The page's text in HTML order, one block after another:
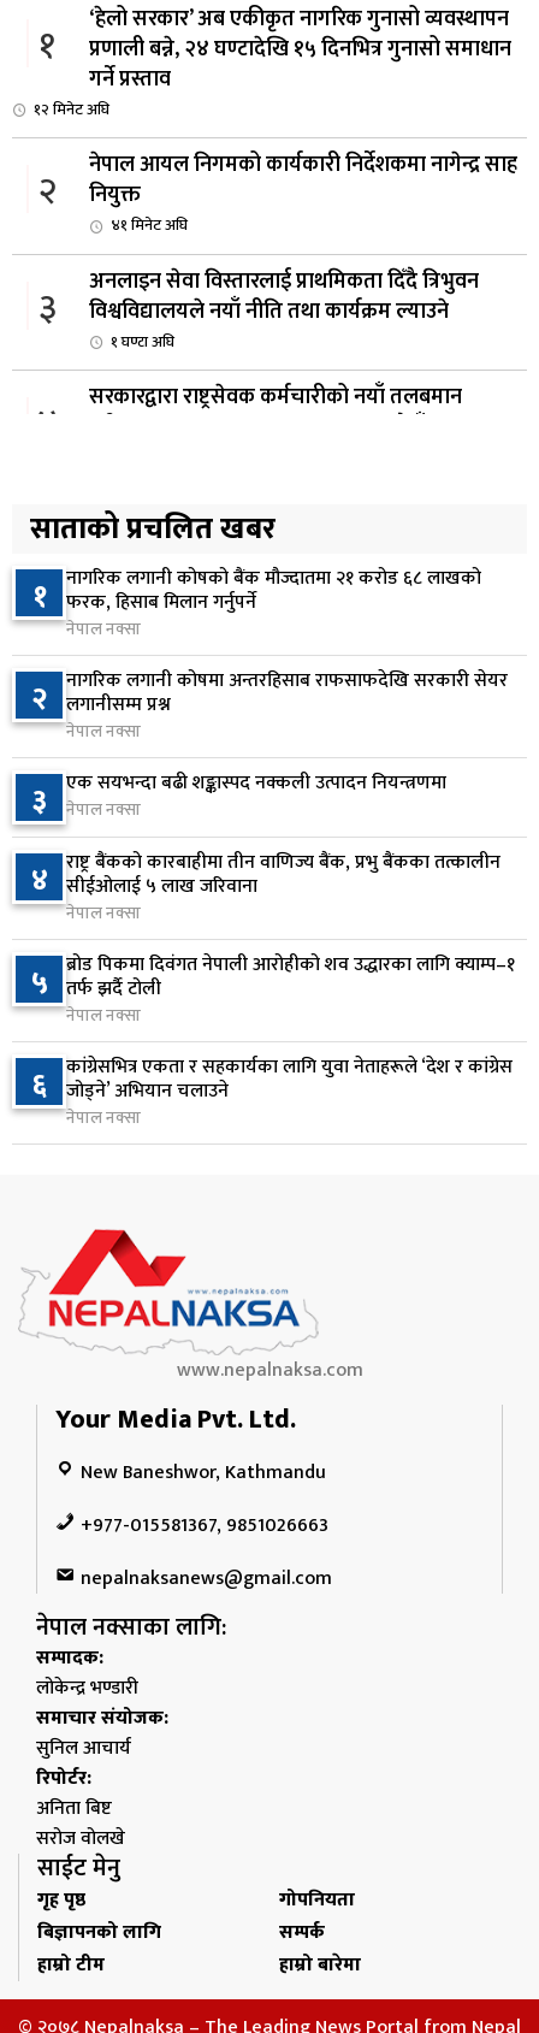
१
‘हेलो सरकार’ अब एकीकृत नागरिक गुनासो व्यवस्थापन
प्रणाली बन्ने, २४ घण्टादेखि १५ दिनभित्र गुनासो समाधान
गर्ने प्रस्ताव
१२ मिनेट अघि
२
नेपाल आयल निगमको कार्यकारी निर्देशकमा नागेन्द्र साह
नियुक्त
४१ मिनेट अघि
३
अनलाइन सेवा विस्तारलाई प्राथमिकता दिँदै त्रिभुवन
विश्वविद्यालयले नयाँ नीति तथा कार्यक्रम ल्याउने
१ घण्टा अघि
४
सरकारद्वारा राष्ट्रसेवक कर्मचारीको नयाँ तलबमान
५
सिद्धबाबा सुरुङ निर्माणमा ३ अर्ब १ करोड खर्च, २०८३
फागुनको समयसीमा
९ घण्टा अघि
६
निम्सदाइसहित चार पर्वतारोहीको शव बेस क्याम्पमा
ल्याइयो
२१ घण्टा अघि
७
सुनसरी र सिरहाका घटनाका पीडितलाई राहत र उपचार
दिने सरकारको निर्णय
१ दिन अघि
८
कृषि क्षेत्रलाई आत्मनिर्भर बनाउने लक्ष्यसहित राष्ट्रिय कृषि
नीति २०८३ जारी
१ दिन अघि
९ नेपाल टेलिकमले बक्यौता महसुलमा जरिवाना छुट दिने
१ दिन अघि
१०
नेपाल फार्मेसी परिषद्को अध्यक्षमा डा. कादिर आलम
नियुक्त
१ दिन अघि
साताको प्रचलित खबर
१ नागरिक लगानी कोषको बैंक मौज्दातमा २१ करोड ६८ लाखको
फरक, हिसाब मिलान गर्नुपर्ने
नेपाल नक्सा
२ नागरिक लगानी कोषमा अन्तरहिसाब राफसाफदेखि सरकारी सेयर
लगानीसम्म प्रश्न
नेपाल नक्सा
३ एक सयभन्दा बढी शङ्कास्पद नक्कली उत्पादन नियन्त्रणमा
नेपाल नक्सा
४ राष्ट्र बैंकको कारबाहीमा तीन वाणिज्य बैंक, प्रभु बैंकका तत्कालीन
सीईओलाई ५ लाख जरिवाना
नेपाल नक्सा
५ ब्रोड पिकमा दिवंगत नेपाली आरोहीको शव उद्धारका लागि क्याम्प–१
तर्फ झर्दै टोली
नेपाल नक्सा
६ कांग्रेसभित्र एकता र सहकार्यका लागि युवा नेताहरूले ‘देश र कांग्रेस
जोड्ने’ अभियान चलाउने
नेपाल नक्सा
www.nepalnaksa.com
Your Media Pvt. Ltd.
New Baneshwor, Kathmandu
+977-015581367, 9851026663
nepalnaksanews@gmail.com
नेपाल नक्साका लागि:
सम्पादक:
लोकेन्द्र भण्डारी
समाचार संयोजक:
सुनिल आचार्य
रिपोर्टर:
अनिता बिष्ट
सरोज वोलखे
साईट मेनु
गृह पृष्ठ
गोपनियता
बिज्ञापनको लागि
सम्पर्क
हाम्रो टीम
हाम्रो बारेमा